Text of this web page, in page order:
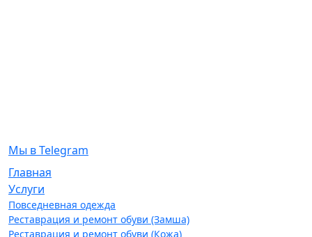
Мы в Telegram
Главная
Услуги
Повседневная одежда
Реставрация и ремонт обуви (Замша)
Реставрация и ремонт обуви (Кожа)